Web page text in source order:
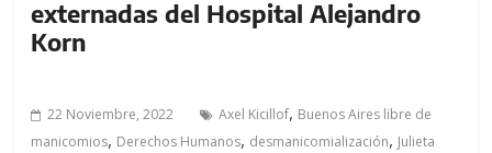
externadas del Hospital Alejandro
Korn
22 Noviembre, 2022 Axel Kicillof, Buenos Aires libre de
manicomios, Derechos Humanos, desmanicomialización, Julieta